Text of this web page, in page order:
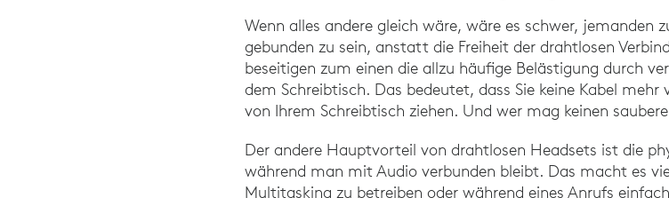
Wenn alles andere gleich wäre, wäre es schwer, jemanden
gebunden zu sein, anstatt die Freiheit der drahtlosen
beseitigen zum einen die allzu häufige Belästigung durch
dem Schreibtisch. Das bedeutet, dass Sie keine Kabel
von Ihrem Schreibtisch ziehen. Und wer mag keinen
Der andere Hauptvorteil von drahtlosen Headsets ist die
während man mit Audio verbunden bleibt. Das macht es
Multitasking zu betreiben oder während eines Anrufs